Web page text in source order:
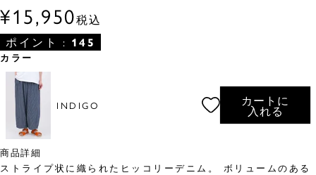
¥15,950税込
ポイント : 145
カラー
INDIGO
カートに
入れる
商品詳細
ストライプ状に織られたヒッコリーデニム。 ボリュームのある